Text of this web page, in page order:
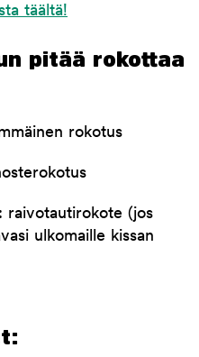
täältä!
pitää rokottaa
rokotus
raivotautirokote (jos
ulkomaille kissan